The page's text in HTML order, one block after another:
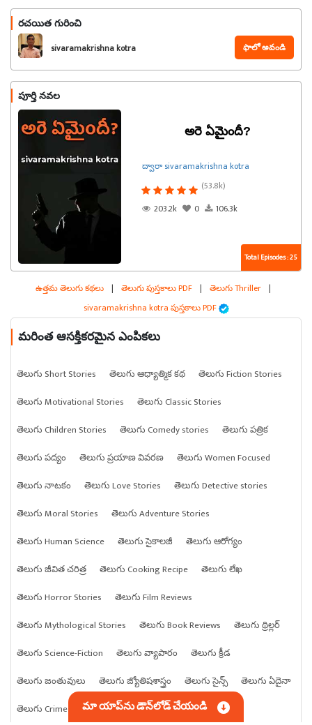
రచయిత గురించి
sivaramakrishna kotra ఫాలో అవండి
పూర్తి నవల
అరె ఏమైందీ?
ద్వారా sivaramakrishna kotra
(53.8k)
203.2k
0 106.3k
Total Episodes : 25
ఉత్తమ తెలుగు కథలు | తెలుగు పుస్తకాలు PDF | తెలుగు Thriller |
sivaramakrishna kotra పుస్తకాలు PDF
మరింత ఆసక్తికరమైన ఎంపికలు
తెలుగు Short Stories తెలుగు ఆధ్యాత్మిక కథ
తెలుగు Fiction Stories
తెలుగు Motivational Stories
తెలుగు Classic Stories
తెలుగు Children Stories
తెలుగు Comedy stories
తెలుగు పత్రిక
తెలుగు పద్యం
తెలుగు ప్రయాణ వివరణ
తెలుగు Women Focused
తెలుగు నాటకం
తెలుగు Love Stories
తెలుగు Detective stories
తెలుగు Moral Stories
తెలుగు Adventure Stories
తెలుగు Human Science
తెలుగు సైకాలజీ
తెలుగు ఆరోగ్యం
తెలుగు జీవిత చరిత్ర
తెలుగు Cooking Recipe
తెలుగు లేఖ
తెలుగు Horror Stories
తెలుగు Film Reviews
తెలుగు Mythological Stories
తెలుగు Book Reviews
తెలుగు థ్రిల్లర్
తెలుగు Science-Fiction
తెలుగు వ్యాపారం
తెలుగు క్రీడ
తెలుగు జంతువులు
తెలుగు జ్యోతిషశాస్త్రం తెలుగు సైన్స్
తెలుగు ఏదైనా
తెలుగు Crime storiesమా యాప్‌ను డౌన్‌లోడ్ చేయండి